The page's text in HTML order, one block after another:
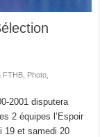
FTHB Photo
2001 disputera
2 équipes l’Espoir
19 et samedi 20